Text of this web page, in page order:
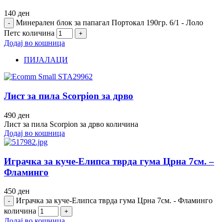
140 ден
Минерален блок за папагал Портокал 190гр. 6/1 - Лоло
Петс количина
Додај во кошница
ПИЈАЛАЦИ
Лист за пила Scorpion за дрво
490 ден
Лист за пила Scorpion за дрво количина
Додај во кошница
Играчка за куче-Елипса тврда гума Црна 7см. –
Фламинго
450 ден
Играчка за куче-Елипса тврда гума Црна 7см. - Фламинго
количина